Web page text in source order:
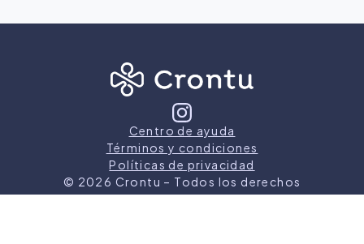
Centro de ayuda
Términos y condiciones
Políticas de privacidad
© 2026 Crontu – Todos los derechos
reservados